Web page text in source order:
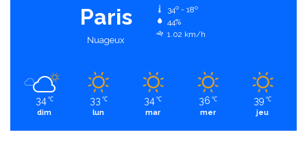
Paris
Nuageux
34º - 18º
44%
1.02 km/h
34 ℃
dim
33 ℃
lun
34 ℃
mar
36 ℃
mer
39 ℃
jeu